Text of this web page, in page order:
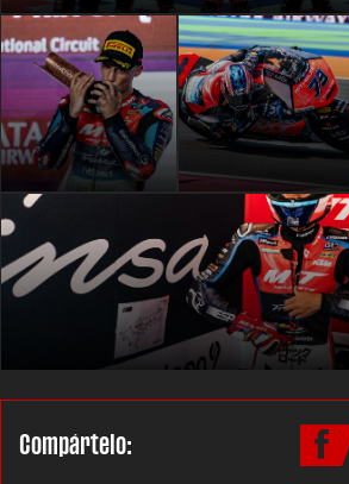
Compártelo: